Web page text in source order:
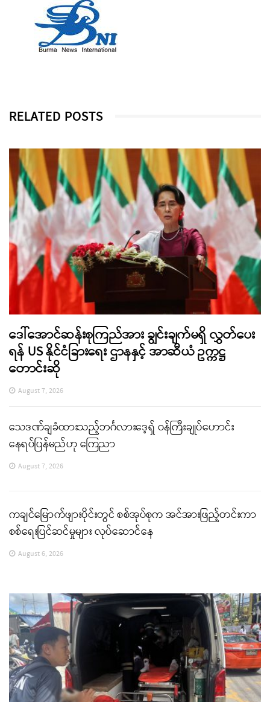
RELATED POSTS
ဒေါ်အောင်ဆန်းစုကြည်အား ချွင်းချက်မရှိ လွှတ်ပေး
ရန် US နိုင်ငံခြားရေး ဌာနနှင့် အာဆီယံ ဥက္ကဋ္ဌ
တောင်းဆို
August 7, 2026
သေဒဏ်ချခံထားသည့်ဘင်္ဂလားဒေ့ရှ် ဝန်ကြီးချုပ်ဟောင်း
နေရပ်ပြန်မည်ဟု ကြေညာ
August 7, 2026
ကချင်မြောက်ဖျားပိုင်းတွင် စစ်အုပ်စုက အင်အားဖြည့်တင်းကာ
စစ်ရေးပြင်ဆင်မှုများ လုပ်ဆောင်နေ
August 6, 2026